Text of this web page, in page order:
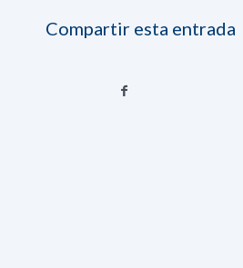
Compartir esta entrada